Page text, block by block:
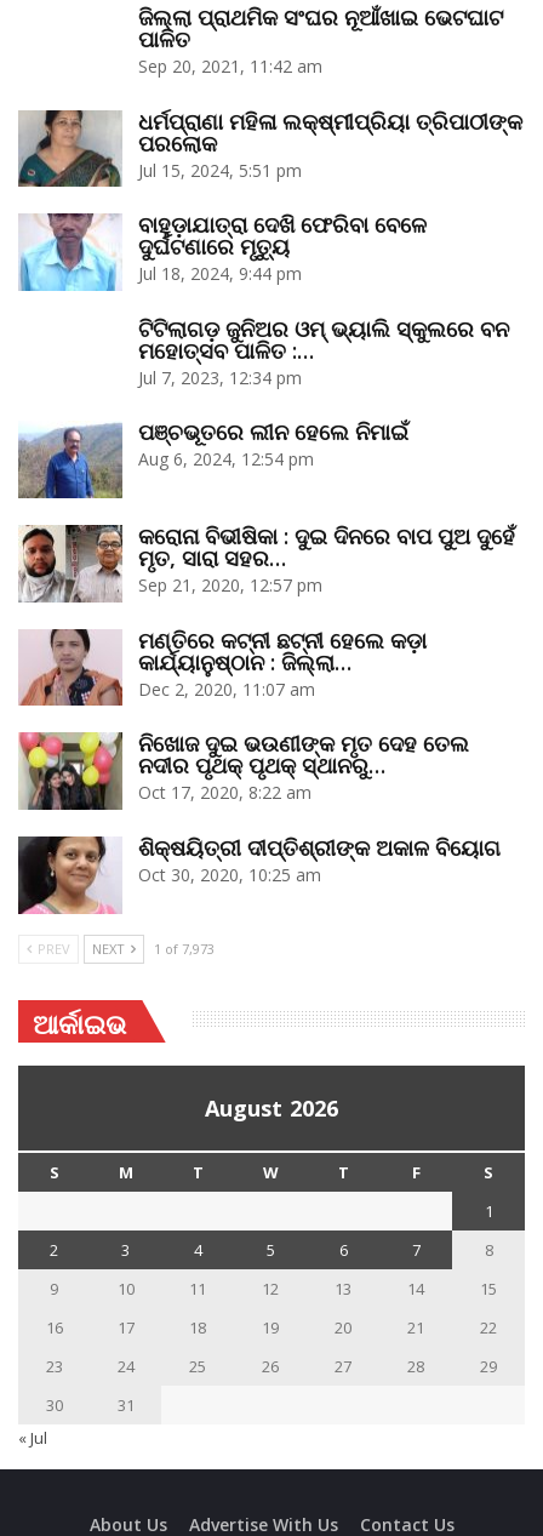
ଜିଲ୍ଲା ପ୍ରାଥମିକ ସଂଘର ନୂଆଁଖାଇ ଭେଟଘାଟ
ପାଳିତ
Sep 20, 2021, 11:42 am
ଧର୍ମପ୍ରାଣା ମହିଳା ଲକ୍ଷ୍ମୀପ୍ରିୟା ତ୍ରିପାଠୀଙ୍କ
ପରଲୋକ
Jul 15, 2024, 5:51 pm
ବାହୁଡ଼ାଯାତ୍ରା ଦେଖି ଫେରିବା ବେଳେ
ଦୁର୍ଘଟଣାରେ ମୃତ୍ୟୁ
Jul 18, 2024, 9:44 pm
ଟିଟିଲାଗଡ଼ ଜୁନିଅର ଓମ୍‌ ଭ୍ୟାଲି ସ୍କୁଲରେ ବନ
ମହୋତ୍ସବ ପାଳିତ :…
Jul 7, 2023, 12:34 pm
ପଞ୍ଚଭୂତରେ ଲୀନ ହେଲେ ନିମାଇଁ
Aug 6, 2024, 12:54 pm
କରୋନା ବିଭୀଷିକା : ଦୁଇ ଦିନରେ ବାପ ପୁଅ ଦୁହେଁ
ମୃତ, ସାରା ସହର…
Sep 21, 2020, 12:57 pm
ମଣ୍ତିରେ କଟ୍‌ନୀ ଛଟ୍‌ନୀ ହେଲେ କଡ଼ା
କାର୍ଯ୍ୟାନୁଷ୍ଠାନ : ଜିଲ୍ଲା…
Dec 2, 2020, 11:07 am
ନିଖୋଜ ଦୁଇ ଭଉଣୀଙ୍କ ମୃତ ଦେହ ତେଲ
ନଦୀର ପୃଥକ୍‌ ପୃଥକ୍‌ ସ୍ଥାନରୁ…
Oct 17, 2020, 8:22 am
ଶିକ୍ଷୟିତ୍ରୀ ଦୀପ୍ତିଶ୍ରୀଙ୍କ ଅକାଳ ବିୟୋଗ
Oct 30, 2020, 10:25 am
PREV NEXT 1 of 7,973
ଆର୍କାଇଭ
August 2026
S M T W T F
S
1
2
3 4 5 6 7
8
9
10 11 12 13 14
15
16
17 18 19 20 21
22
23
24 25 26 27 28
29
30
31
« Jul
About Us Advertise With Us Contact Us